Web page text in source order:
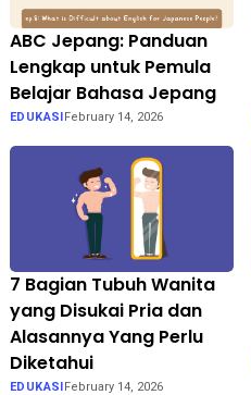
ABC Jepang: Panduan
Lengkap untuk Pemula
Belajar Bahasa Jepang
EDUKASIFebruary 14, 2026
7 Bagian Tubuh Wanita
yang Disukai Pria dan
Alasannya Yang Perlu
Diketahui
EDUKASIFebruary 14, 2026